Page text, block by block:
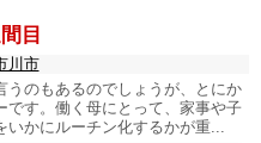
目
川市
うのもあるのでしょうが、とにか
です。働く母にとって、家事や子
いかにルーチン化するかが重...